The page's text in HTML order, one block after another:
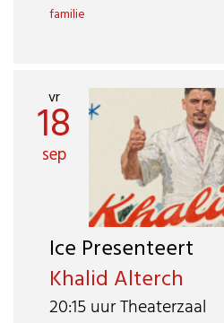
familie
vr
18
sep
Ice Presenteert
Khalid Alterch
20:15 uur Theaterzaal